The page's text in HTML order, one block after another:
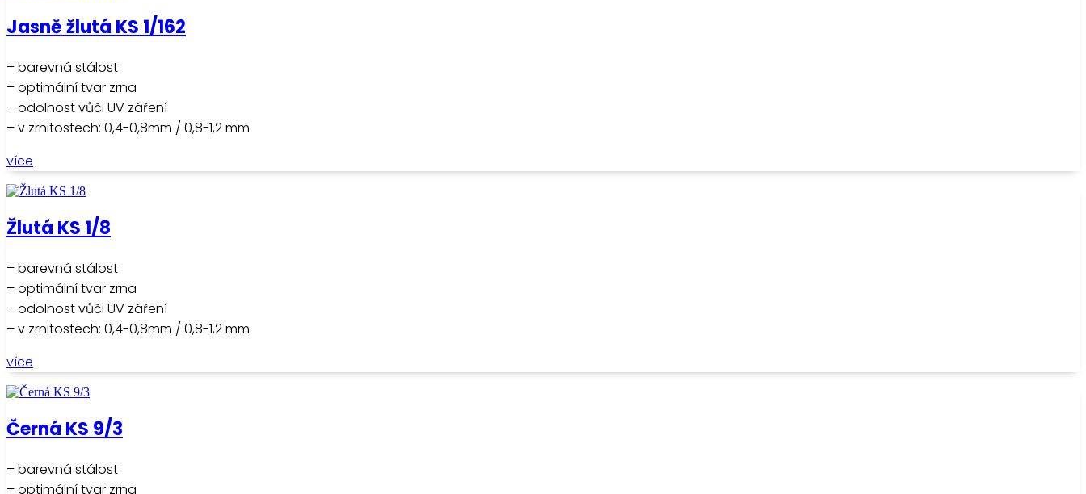
Jasně žlutá KS 1/162
– barevná stálost
– optimální tvar zrna
– odolnost vůči UV záření
– v zrnitostech: 0,4-0,8mm / 0,8-1,2 mm
více
Žlutá KS 1/8
– barevná stálost
– optimální tvar zrna
– odolnost vůči UV záření
– v zrnitostech: 0,4-0,8mm / 0,8-1,2 mm
více
Černá KS 9/3
– barevná stálost
– optimální tvar zrna